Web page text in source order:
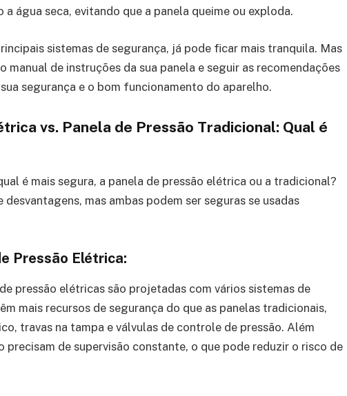
água seca, evitando que a panela queime ou exploda.
sistemas de segurança, já pode ficar mais tranquila. Mas
manual de instruções da sua panela e seguir as recomendações
segurança e o bom funcionamento do aparelho.
vs. Panela de Pressão Tradicional: Qual é
é mais segura, a panela de pressão elétrica ou a tradicional?
desvantagens, mas ambas podem ser seguras se usadas
Pressão Elétrica:
pressão elétricas são projetadas com vários sistemas de
mais recursos de segurança do que as panelas tradicionais,
travas na tampa e válvulas de controle de pressão. Além
precisam de supervisão constante, o que pode reduzir o risco de